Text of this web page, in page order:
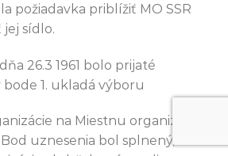
požiadavka priblížiť MO SSR
sídlo.
26.3 1961 bolo prijaté
1. ukladá výboru
na Miestnu organizáciu
uznesenia bol splnený, avšak